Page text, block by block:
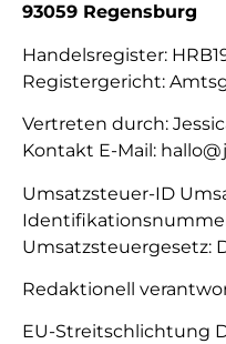
93059 Regensburg
Handelsregister:
Registergericht:
Vertreten durch:
Kontakt E-Mail:
Umsatzsteuer-ID
Umsatzsteuergesetz:
Redaktionell
EU-Streitschlichtung